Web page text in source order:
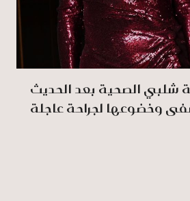
شلبي الصحية بعد الحديث
وخضوعها لجراحة عاجلة